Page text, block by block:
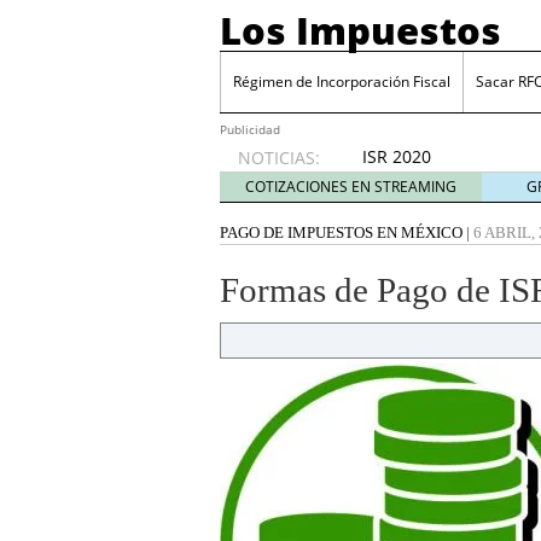
Los Impuestos
Régimen de Incorporación Fiscal Sacar RFC
Publicidad
NOTICIAS:
ISR 2020
diciembre
31, 2019
ISR 2019: Estímulos en
Sacar RFC ¿Cómo
Cinco industrias donde
julio 20, 2026
Cuenta financiada
Plantilla de vacaciones
tiempo de descanso en
Grupak y el análisis de
junio 16, 2026
10 Mejores
COTIZACIONES EN STREAMING
PAGO DE IMPUESTOS EN MÉXICO | 6 ABRIL,
Formas de Pago de